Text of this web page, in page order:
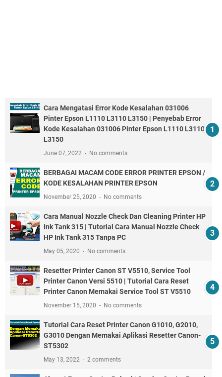
Cara Mengatasi Error Kode Kesalahan 031006
Pinter Epson L1110 L3110 L3150 | Penyebab Error
Kode Kesalahan 031006 Pinter Epson L1110 L3110
L3150
June 07, 2022 No comments
BERBAGAI MACAM CODE ERROR PRINTER EPSON /
KODE KESALAHAN PRINTER EPSON
November 25, 2020 No comments
Cara Manual Nozzle Check Dan Cleaning Printer HP
Ink Tank 315 | Tutorial Cara Manual Nozzle Check
HP Ink Tank 315 Tanpa PC
May 05, 2020 No comments
Resetter Printer Canon ST V5510, Service Tool
Printer Canon Versi 5510 | Tutorial Cara Reset
Printer Canon Memakai Service Tool ST V5510
November 15, 2020 No comments
Tutorial Cara Reset Printer Canon G1010, G2010,
G3010 Dengan Memakai Aplikasi Resetter Canon-
ST5302
May 13, 2022 2 comments